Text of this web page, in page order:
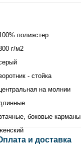
полиэстер
г/м2
- стойка
на молнии
боковые карманы
и доставка